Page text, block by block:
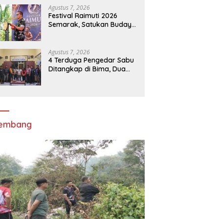
Agustus 7, 2026
Festival Raimuti 2026
Semarak, Satukan Budaya
Agustus 7, 2026
4 Terduga Pengedar Sabu
Ditangkap di Bima, Dua